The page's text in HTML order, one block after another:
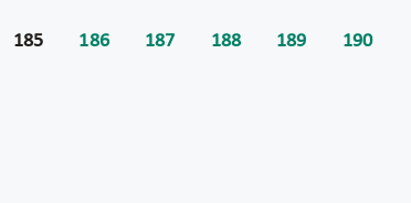
185 186 187 188 189 190